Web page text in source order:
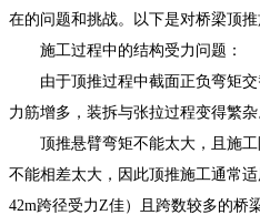
在的问题和挑战。以下是对桥梁顶
施工过程中的结构受力问题：
由于顶推过程中截面正负弯矩交
力筋增多，装拆与张拉过程变得繁杂
顶推悬臂弯矩不能太大，且施工
不能相差太大，因此顶推施工通常
42m跨径受力Z佳）且跨数较多的桥